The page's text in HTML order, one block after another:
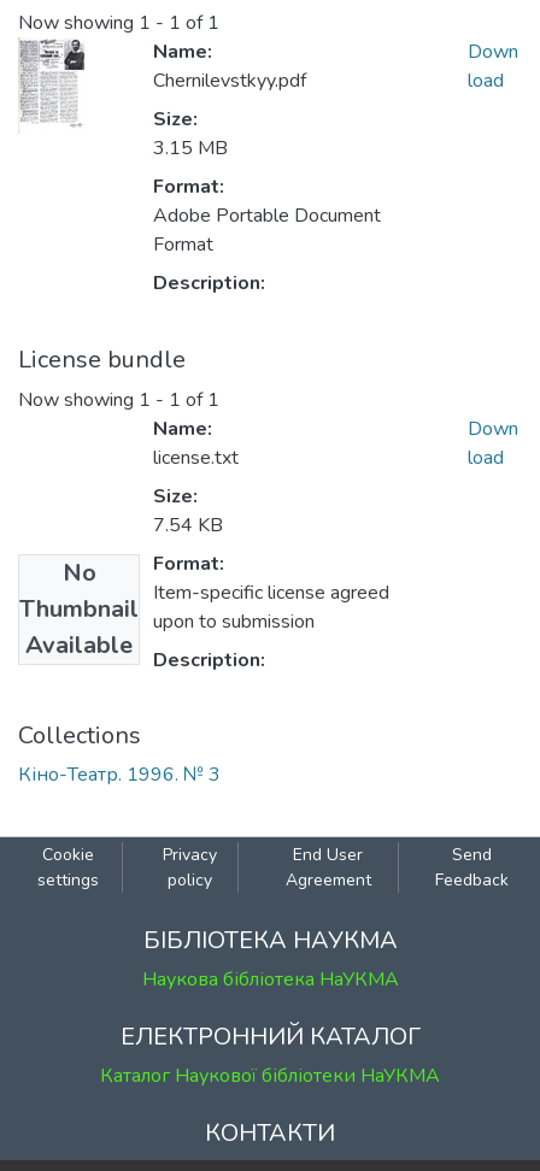
Now showing 1 - 1 of 1
Name:
Chernilevstkyy.pdf
Size:
3.15 MB
Format:
Adobe Portable Document
Format
Description:
Down
load
License bundle
Now showing 1 - 1 of 1
No
Thumbnail
Available
Name:
license.txt
Size:
7.54 KB
Format:
Item-specific license agreed
upon to submission
Description:
Down
load
Collections
Кіно-Театр. 1996. № 3
Cookie
settings
Privacy
policy
End User
Agreement
Send
Feedback
БІБЛІОТЕКА НАУКМА
Наукова бібліотека НаУКМА
ЕЛЕКТРОННИЙ КАТАЛОГ
Каталог Наукової бібліотеки НаУКМА
КОНТАКТИ